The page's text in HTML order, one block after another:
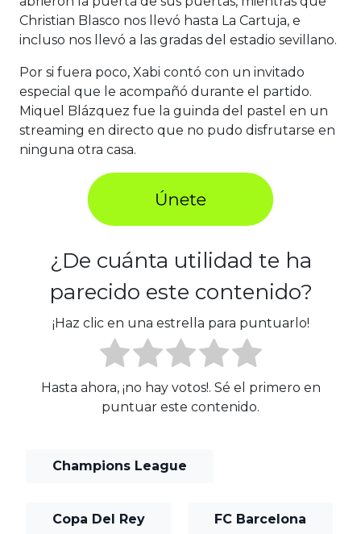
Christian Blasco nos llevó hasta La Cartuja, e
incluso nos llevó a las gradas del estadio sevillano.
Por si fuera poco, Xabi contó con un invitado
especial que le acompañó durante el partido.
Miquel Blázquez fue la guinda del pastel en un
streaming en directo que no pudo disfrutarse en
ninguna otra casa.
¿De cuánta utilidad te ha
parecido este contenido?
¡Haz clic en una estrella para puntuarlo!
Hasta ahora, ¡no hay votos!. Sé el primero en
puntuar este contenido.
Champions League
Copa Del Rey FC Barcelona